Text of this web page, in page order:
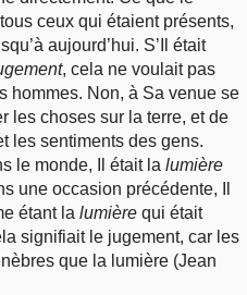
ceux qui étaient présents,
aujourd’hui. S’Il était
, cela ne voulait pas
hommes. Non, à Sa venue se
les choses sur la terre, et de
les sentiments des gens.
le monde, Il était la lumière
une occasion précédente, Il
étant la lumière qui était
signifiait le jugement, car les
que la lumière (Jean